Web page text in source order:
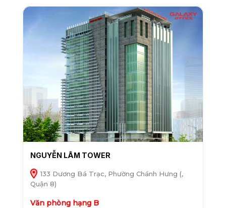
NGUYỄN LÂM TOWER
133 Dương Bá Trạc, Phường Chánh Hưng (,
Quận 8)
Văn phòng hạng B